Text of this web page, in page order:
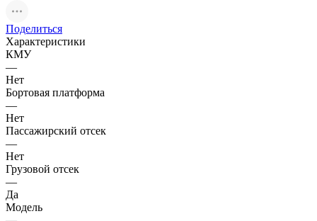
Поделиться
Характеристики
КМУ
—
Нет
Бортовая платформа
—
Нет
Пассажирский отсек
—
Нет
Грузовой отсек
—
Да
Модель